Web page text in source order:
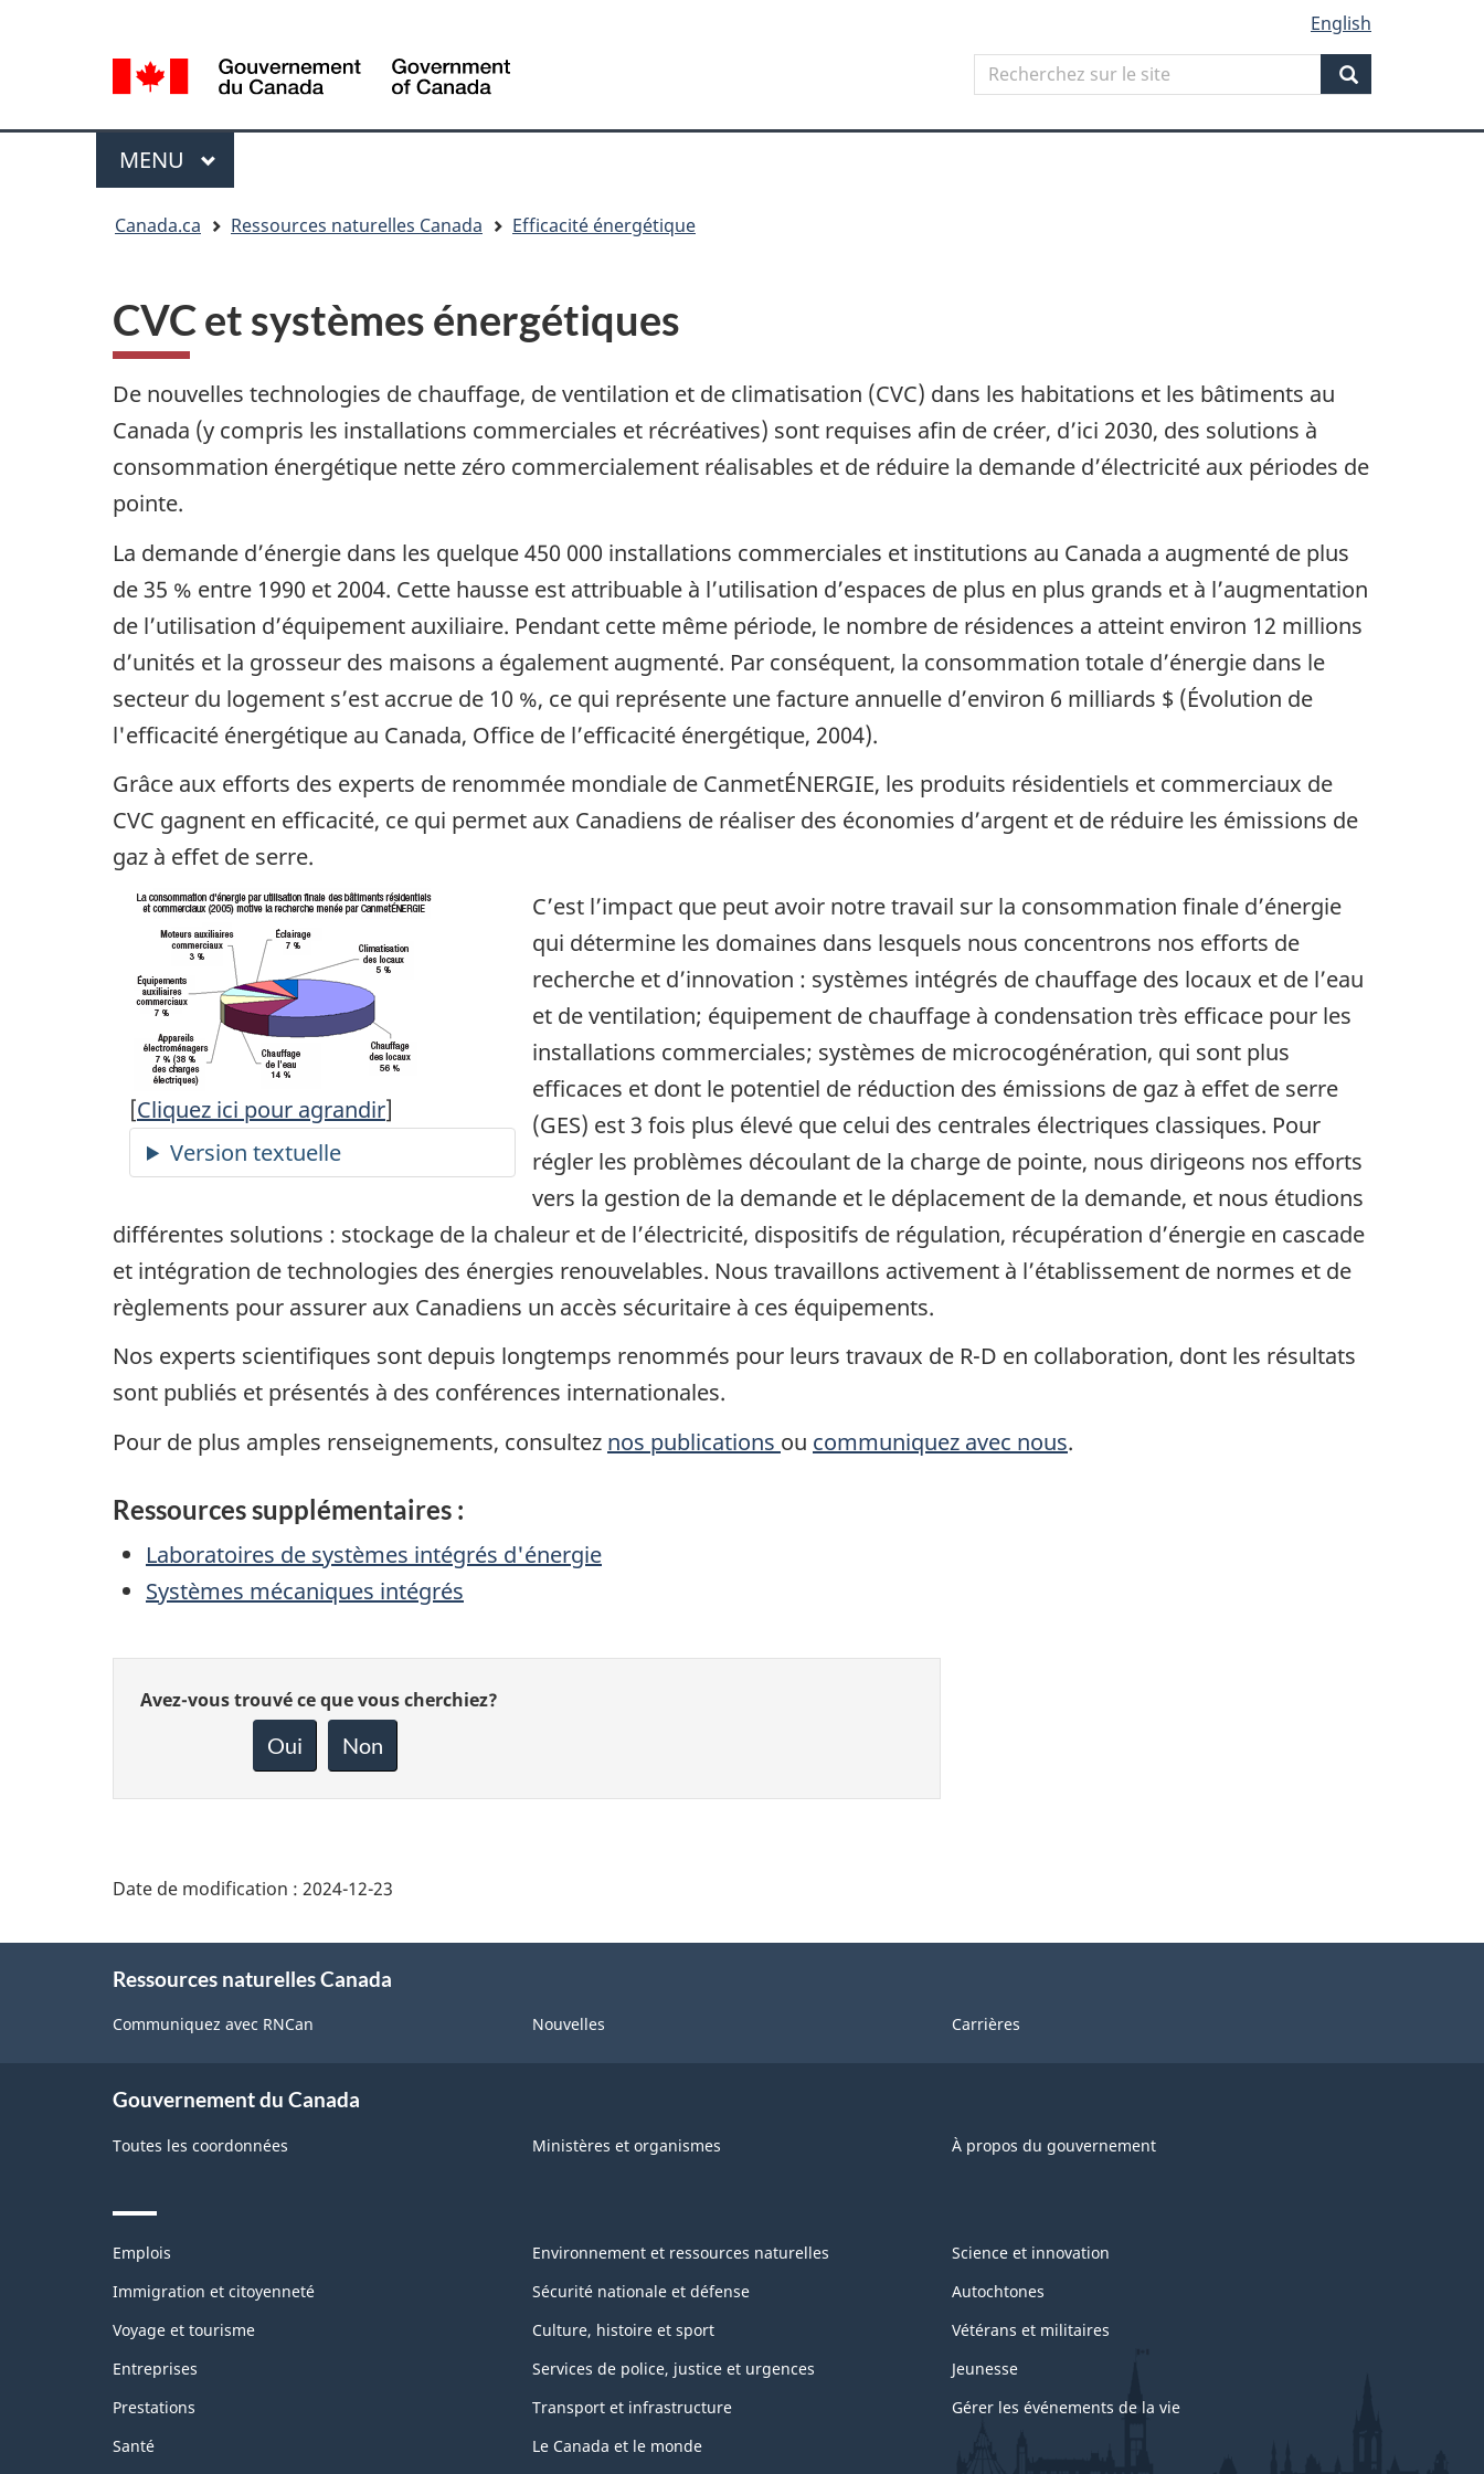
HTML
de
la
langue
selection
English
Search
Recherchez
sur
Search
Menu
MENU PRINCIPAL
Canada.ca Ressources naturelles Canada Efficacité énergétique
CVC et systèmes énergétiques
De nouvelles technologies de chauffage, de ventilation et de climatisation (CVC) dans les habitations et les bâtiments au
Canada (y compris les installations commerciales et récréatives) sont requises afin de créer, d’ici 2030, des solutions à
consommation énergétique nette zéro commercialement réalisables et de réduire la demande d’électricité aux périodes de
pointe.
La demande d’énergie dans les quelque 450 000 installations commerciales et institutions au Canada a augmenté de plus
de 35 % entre 1990 et 2004. Cette hausse est attribuable à l’utilisation d’espaces de plus en plus grands et à l’augmentation
de l’utilisation d’équipement auxiliaire. Pendant cette même période, le nombre de résidences a atteint environ 12 millions
d’unités et la grosseur des maisons a également augmenté. Par conséquent, la consommation totale d’énergie dans le
secteur du logement s’est accrue de 10 %, ce qui représente une facture annuelle d’environ 6 milliards $ (Évolution de
l'efficacité énergétique au Canada, Office de l’efficacité énergétique, 2004).
Grâce aux efforts des experts de renommée mondiale de CanmetÉNERGIE, les produits résidentiels et commerciaux de
CVC gagnent en efficacité, ce qui permet aux Canadiens de réaliser des économies d’argent et de réduire les émissions de
gaz à effet de serre.
[Cliquez ici pour agrandir]
C’est l’impact que peut avoir notre travail sur la consommation finale d’énergie
qui détermine les domaines dans lesquels nous concentrons nos efforts de
recherche et d’innovation : systèmes intégrés de chauffage des locaux et de l’eau
et de ventilation; équipement de chauffage à condensation très efficace pour les
installations commerciales; systèmes de microcogénération, qui sont plus
efficaces et dont le potentiel de réduction des émissions de gaz à effet de serre
(GES) est 3 fois plus élevé que celui des centrales électriques classiques. Pour
régler les problèmes découlant de la charge de pointe, nous dirigeons nos efforts
vers la gestion de la demande et le déplacement de la demande, et nous étudions
différentes solutions : stockage de la chaleur et de l’électricité, dispositifs de régulation, récupération d’énergie en cascade
et intégration de technologies des énergies renouvelables. Nous travaillons activement à l’établissement de normes et de
règlements pour assurer aux Canadiens un accès sécuritaire à ces équipements.
Nos experts scientifiques sont depuis longtemps renommés pour leurs travaux de R-D en collaboration, dont les résultats
sont publiés et présentés à des conférences internationales.
Pour de plus amples renseignements, consultez nos publications ou communiquez avec nous.
Ressources supplémentaires :
Laboratoires de systèmes intégrés d'énergie
Systèmes mécaniques intégrés
Donnez
Avez-vous trouvé ce que vous cherchiez?
Oui Non
Date de modification : 2024-12-23
Ressources naturelles Canada
Communiquez avec RNCan Nouvelles Carrières
Gouvernement du Canada
Toutes les coordonnées Ministères et organismes À propos du gouvernement
Themes
topics
Emplois
Immigration et citoyenneté
Voyage et tourisme
Entreprises
Prestations
Santé
Environnement et ressources naturelles
Sécurité nationale et défense
Culture, histoire et sport
Services de police, justice et urgences
Transport et infrastructure
Le Canada et le monde
Science et innovation
Autochtones
Vétérans et militaires
Jeunesse
Gérer les événements de la vie